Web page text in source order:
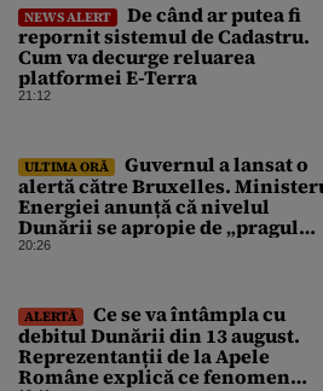
NEWS ALERT
De când ar putea fi
repornit sistemul de Cadastru.
Cum va decurge reluarea
platformei E-Terra
21:12
ULTIMA ORĂ
Guvernul a lansat o
alertă către Bruxelles.
Energiei anunță că nivelul
Dunării se apropie de „pragul
critic”, iar centrala de la
20:26
ALERTĂ
Ce se va întâmpla cu
debitul Dunării din 13 august.
Reprezentanții de la Apele
Române explică ce fenomen